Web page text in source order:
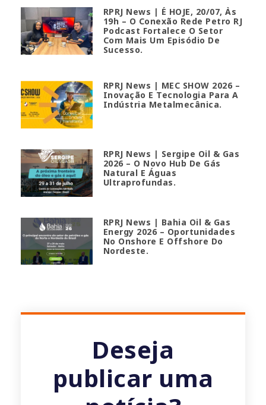
RPRJ News | É HOJE, 20/07, Às
19h – O Conexão Rede Petro RJ
Podcast Fortalece O Setor
Com Mais Um Episódio De
Sucesso.
RPRJ News | MEC SHOW 2026 –
Inovação E Tecnologia Para A
Indústria Metalmecânica.
RPRJ News | Sergipe Oil & Gas
2026 – O Novo Hub De Gás
Natural E Águas
Ultraprofundas.
RPRJ News | Bahia Oil & Gas
Energy 2026 – Oportunidades
No Onshore E Offshore Do
Nordeste.
Deseja
publicar uma